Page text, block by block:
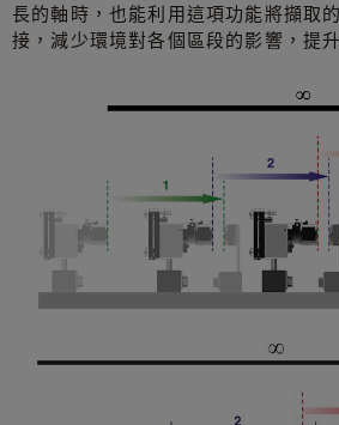
長的軸時，也能利用這項功能將擷取
接，減少環境對各個區段的影響，提